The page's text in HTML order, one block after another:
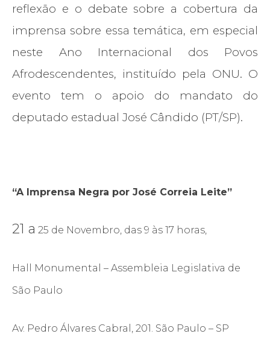
reflexão e o debate sobre a cobertura da
imprensa sobre essa temática, em especial
neste Ano Internacional dos Povos
Afrodescendentes, instituído pela ONU. O
evento tem o apoio do mandato do
deputado estadual José Cândido (PT/SP).
“A Imprensa Negra por José Correia Leite”
21 a 25 de Novembro, das 9 às 17 horas,
Hall Monumental – Assembleia Legislativa de
São Paulo
Av. Pedro Álvares Cabral, 201. São Paulo – SP